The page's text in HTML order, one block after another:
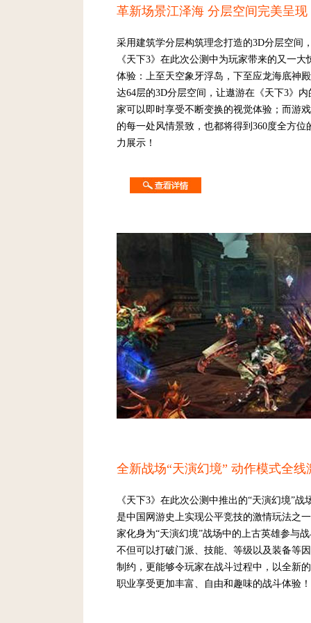
革新场景江泽海 分层空间完美呈现
采用建筑学分层构筑理念打造的3D分层空间
《天下3》在此次公测中为玩家带来的又一大
体验：上至天空象牙浮岛，下至应龙海底神
达64层的3D分层空间，让遨游在《天下3》内
家可以即时享受不断变换的视觉体验；而游
的每一处风情景致，也都将得到360度全方位
力展示！
全新战场“天演幻境” 动作模式全线
《天下3》在此次公测中推出的“天演幻境”战
是中国网游史上实现公平竞技的激情玩法之
家化身为“天演幻境”战场中的上古英雄参与
不但可以打破门派、技能、等级以及装备等
制约，更能够令玩家在战斗过程中，以全新
职业享受更加丰富、自由和趣味的战斗体验！